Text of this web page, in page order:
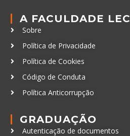
A FACULDADE LEC
Sobre
Política de Privacidade
Política de Cookies
Código de Conduta
Política Anticorrupção
GRADUAÇÃO
Autenticação de documentos